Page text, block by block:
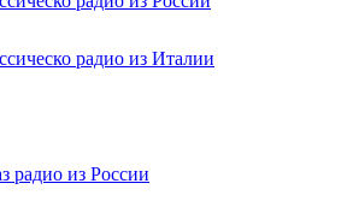
радио из Италии
радио из России